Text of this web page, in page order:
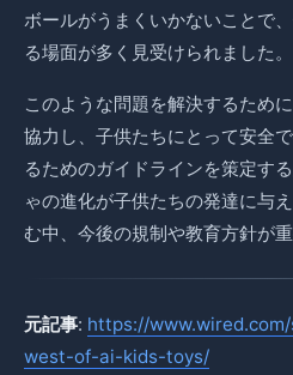
ボールがうまくいかないことで
る場面が多く見受けられました。
このような問題を解決するため
協力し、子供たちにとって安全
るためのガイドラインを策定す
ゃの進化が子供たちの発達に与
む中、今後の規制や教育方針が
元記事: https://
west-of-ai-kids-toys/